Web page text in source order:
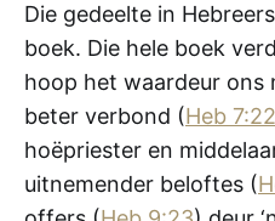
Die gedeelte in
boek. Die hele boek
hoop het waardeur ons
beter verbond (Heb 7:22
hoëpriester en
uitnemender beloftes (